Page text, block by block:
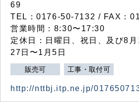
69
TEL：0176-50-7132 / FAX：
営業時間：8:30〜17:30
定休日：日曜日、祝日、及び8
27日〜1月5日
販売可 工事・取付可
http://nttbj.itp.ne.jp/